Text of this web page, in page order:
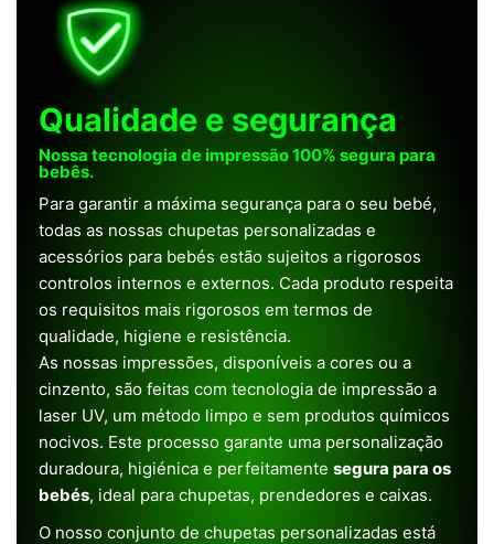
Qualidade e segurança
Nossa tecnologia de impressão 100% segura para
bebês.
Para garantir a máxima segurança para o seu bebé,
todas as nossas chupetas personalizadas e
acessórios para bebés estão sujeitos a rigorosos
controlos internos e externos. Cada produto respeita
os requisitos mais rigorosos em termos de
qualidade, higiene e resistência.
As nossas impressões, disponíveis a cores ou a
cinzento, são feitas com tecnologia de impressão a
laser UV, um método limpo e sem produtos químicos
nocivos. Este processo garante uma personalização
duradoura, higiénica e perfeitamente segura para os
bebés, ideal para chupetas, prendedores e caixas.
O nosso conjunto de chupetas personalizadas está